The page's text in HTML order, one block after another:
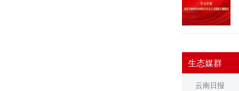
生态媒群
云南日报